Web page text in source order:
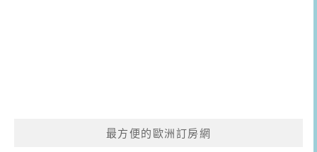
最方便的歐洲訂房網